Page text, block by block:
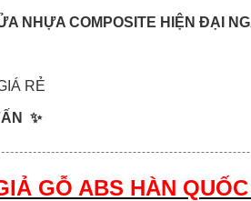
NHỰA COMPOSITE HIỆN ĐẠI
RẺ
✨
GỖ ABS HÀN